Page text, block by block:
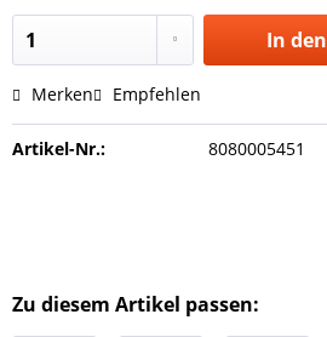
In den
Merken Empfehlen
Artikel-Nr.: 8080005451
Zu diesem Artikel passen: